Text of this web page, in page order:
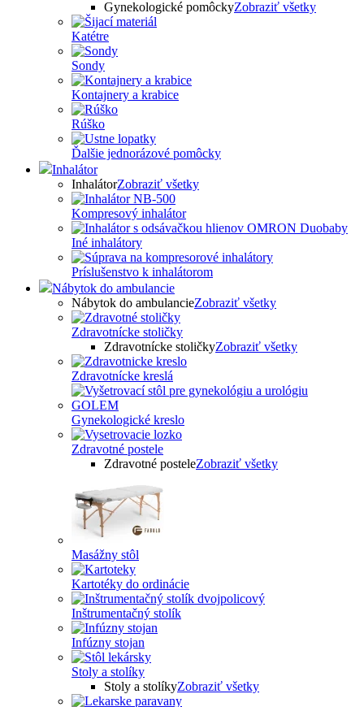
Gynekologické pomôckyZobraziť všetky
Katétre
Sondy
Kontajnery a krabice
Rúško
Ďalšie jednorázové pomôcky
Inhalátor
InhalátorZobraziť všetky
Kompresový inhalátor
Iné inhalátory
Príslušenstvo k inhalátorom
Nábytok do ambulancie
Nábytok do ambulancieZobraziť všetky
Zdravotnícke stoličky
Zdravotnícke stoličkyZobraziť všetky
Zdravotnícke kreslá
Gynekologické kreslo
Zdravotné postele
Zdravotné posteleZobraziť všetky
Masážny stôl
Kartotéky do ordinácie
Inštrumentačný stolík
Infúzny stojan
Stoly a stolíky
Stoly a stolíkyZobraziť všetky